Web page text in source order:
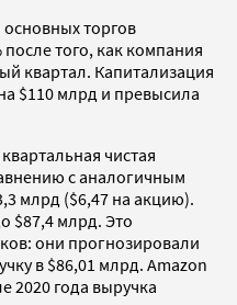
торгов
того, как компания
квартал. Капитализация
$110 млрд и превысила
чистая
с аналогичным
млрд ($6,47 на акцию).
$87,4 млрд. Это
они прогнозировали
в $86,01 млрд. Amazon
2020 года выручка